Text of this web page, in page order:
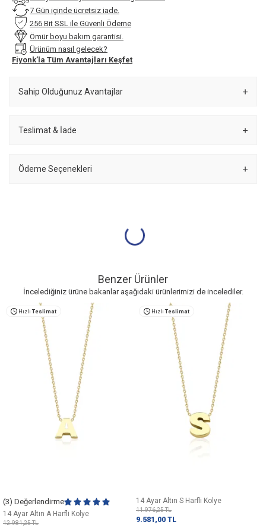
7 Gün içinde ücretsiz iade.
256 Bit SSL ile Güvenli Ödeme
Ömür boyu bakım garantisi.
Ürünüm nasıl gelecek?
Fiyonk’la Tüm Avantajları Keşfet
Sahip Olduğunuz Avantajlar
Teslimat & İade
Ödeme Seçenekleri
Benzer Ürünler
İncelediğiniz ürüne bakanlar aşağıdaki ürünlerimizi de incelediler.
Hızlı Teslimat
(3) Değerlendirme
14 Ayar Altın A Harfli Kolye
12.981,25TL
Hızlı Teslimat
14 Ayar Altın S Harfli Kolye
11.976,25TL
9.581,00 TL